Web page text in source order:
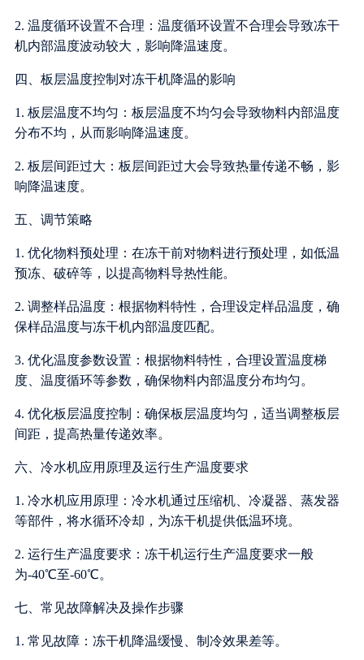
2. 温度循环设置不合理：温度循环设置不合理会导致冻干
机内部温度波动较大，影响降温速度。
四、板层温度控制对冻干机降温的影响
1. 板层温度不均匀：板层温度不均匀会导致物料内部温度
分布不均，从而影响降温速度。
2. 板层间距过大：板层间距过大会导致热量传递不畅，影
响降温速度。
五、调节策略
1. 优化物料预处理：在冻干前对物料进行预处理，如低温
预冻、破碎等，以提高物料导热性能。
2. 调整样品温度：根据物料特性，合理设定样品温度，确
保样品温度与冻干机内部温度匹配。
3. 优化温度参数设置：根据物料特性，合理设置温度梯
度、温度循环等参数，确保物料内部温度分布均匀。
4. 优化板层温度控制：确保板层温度均匀，适当调整板层
间距，提高热量传递效率。
六、冷水机应用原理及运行生产温度要求
1. 冷水机应用原理：冷水机通过压缩机、冷凝器、蒸发器
等部件，将水循环冷却，为冻干机提供低温环境。
2. 运行生产温度要求：冻干机运行生产温度要求一般
为-40℃至-60℃。
七、常见故障解决及操作步骤
1. 常见故障：冻干机降温缓慢、制冷效果差等。